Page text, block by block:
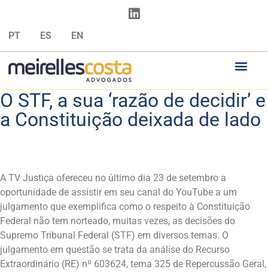
PT ES EN
O STF, a sua ‘razão de decidir’ e
a Constituição deixada de lado
A TV Justiça ofereceu no último dia 23 de setembro a
oportunidade de assistir em seu canal do YouTube a um
julgamento que exemplifica como o respeito à Constituição
Federal não tem norteado, muitas vezes, as decisões do
Supremo Tribunal Federal (STF) em diversos temas. O
julgamento em questão se trata da análise do Recurso
Extraordinário (RE) nº 603624, tema 325 de Repercussão Geral,